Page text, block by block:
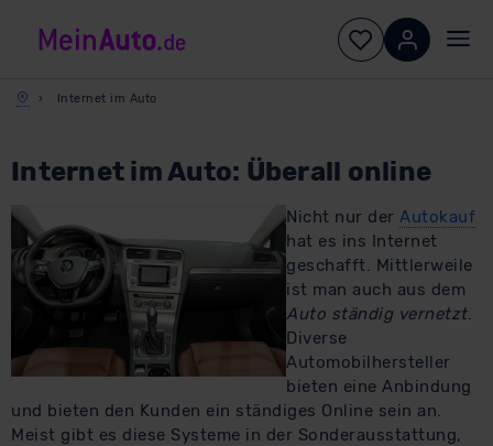
Internet im Auto
Internet im Auto: Überall online
​Nicht nur der Autokauf
hat es ins Internet
geschafft. Mittlerweile
ist man auch aus dem
Auto ständig vernetzt.
Diverse
Automobilhersteller
bieten eine Anbindung
und bieten den Kunden ein ständiges Online sein an.
Meist gibt es diese Systeme in der Sonderausstattung,